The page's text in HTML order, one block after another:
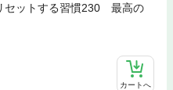
セットする習慣230 最高の
カートへ